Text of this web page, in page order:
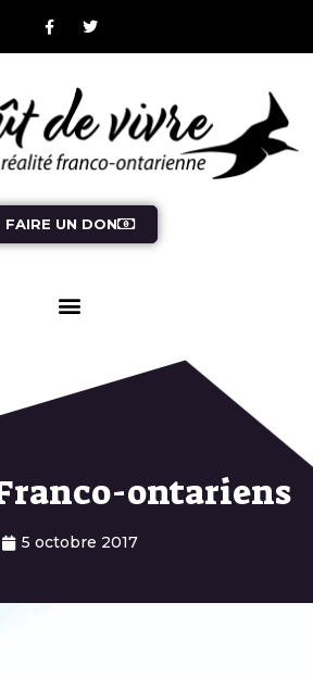
FAIRE UN DON
ontariens
5 octobre 2017